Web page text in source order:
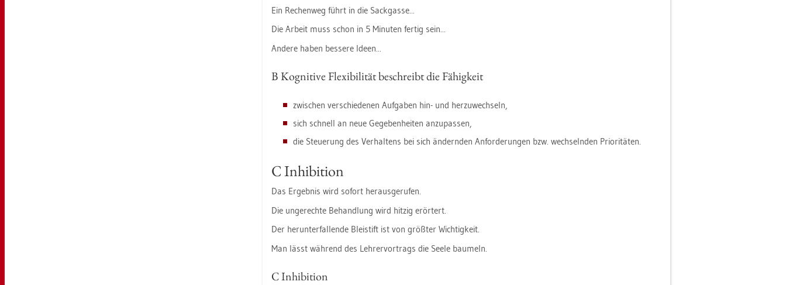
Ein Re­chen­weg führt in die Sack­gas­se...
Die Ar­beit muss schon in 5 Mi­nu­ten fer­tig sein...
An­de­re haben bes­se­re Ideen...
B Ko­gni­ti­ve Fle­xi­bi­li­tät be­schreibt die Fä­hig­keit
zwi­schen ver­schie­de­nen Auf­ga­ben hin- und her­zu­wech­seln,
sich schnell an neue Ge­ge­ben­hei­ten an­zu­pas­sen,
die Steue­rung des Ver­hal­tens bei sich än­dern­den An­for­de­run­gen bzw. wech­seln­den Prio­ri­tä­ten.
C In­hi­bi­ti­on
Das Er­geb­nis wird so­fort her­aus­ge­ru­fen.
Die un­ge­rech­te Be­hand­lung wird hit­zig er­ör­tert.
Der her­un­ter­fal­len­de Blei­stift ist von größ­ter Wich­tig­keit.
Man lässt wäh­rend des Leh­rer­vor­trags die Seele bau­meln.
C In­hi­bi­ti­on